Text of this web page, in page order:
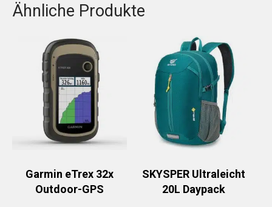
Ähnliche Produkte
Garmin eTrex 32x
Outdoor-GPS
SKYSPER Ultraleicht
20L Daypack